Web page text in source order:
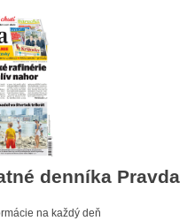
denníka Pravda
na každý deň